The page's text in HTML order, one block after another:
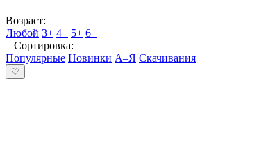
Возраст:
Любой 3+ 4+ 5+ 6+
Сортировка:
Популярные Новинки А–Я Скачивания
♡